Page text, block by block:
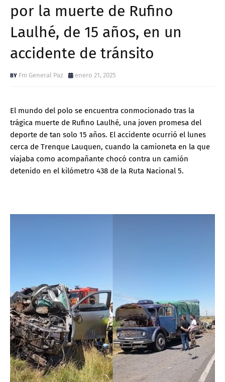
por la muerte de Rufino
Laulhé, de 15 años, en un
accidente de tránsito
Fm General Paz enero 21, 2025
El mundo del polo se encuentra conmocionado tras la
trágica muerte de Rufino Laulhé, una joven promesa del
deporte de tan solo 15 años. El accidente ocurrió el lunes
cerca de Trenque Lauquen, cuando la camioneta en la que
viajaba como acompañante chocó contra un camión
detenido en el kilómetro 438 de la Ruta Nacional 5.